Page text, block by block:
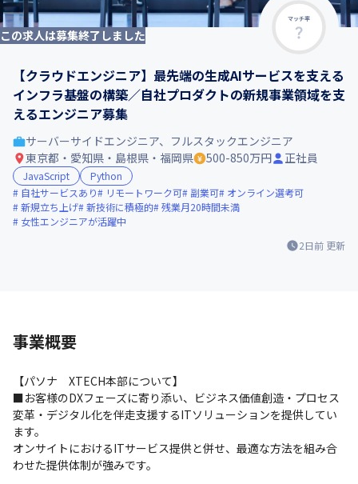
マッチ率
この求人は募集終了しました
【クラウドエンジニア】最先端の生成AIサービスを支える
インフラ基盤の構築／自社プロダクトの新規事業領域を支
えるエンジニア募集
2日前 更新
サーバーサイドエンジニア、フルスタックエンジニア
東京都・愛知県・島根県・福岡県
500-850万円 正社員
JavaScript
Python
自社サービスあり
リモートワーク可 副業可
オンライン選考可
新規立ち上げ 新技術に積極的 残業月20時間未満
女性エンジニアが活躍中
事業概要
【パソナ　XTECH本部について】
■お客様のDXフェーズに寄り添い、ビジネス価値創造・プロセス
変革・デジタル化を伴走支援するITソリューションを提供してい
ます。
オンサイトにおけるITサービス提供と併せ、最適な方法を組み合
わせた提供体制が強みです。